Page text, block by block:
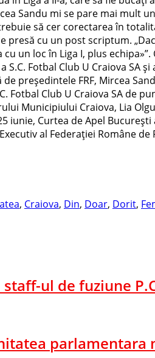
Sandu mi se pare mai mult
să cer corectarea în
presă cu un post scriptum.
un loc în Liga I, plus
Fotbal Club U Craiova SA
preşedintele FRF, Mircea
Fotbal Club U Craiova SA de
Municipiului Craiova, Lia
iunie, Curtea de Apel
al Federaţiei Române
, Craiova, Din, Doar, Dorit,
ul de fuziune